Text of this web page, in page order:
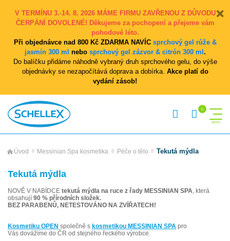
V TERMÍNU 3.-14. 8. 2026 MÁME FIRMU ZAVŘENOU Z DŮVODU
ČERPÁNÍ DOVOLENÉ! Děkujeme za pochopení a přejeme vám
pohodové léto.
Při objednávce nad 800 Kč ZDARMA NAVÍC sprchový gel růže &
jasmín 300 ml nebo sprchový gel zázvor & citrón 300 ml .
Do balíčku přidáme náhodně vybraný druh sprchového gelu, do výše
objednávky se nezapočítává doprava a dobírka. Akce platí do
vydání zásob!
Úvod Messinian Spa kosmetika Péče o tělo Tekutá mýdla
Tekutá mýdla
NOVĚ V NABÍDCE tekutá mýdla na ruce z řady MESSINIAN SPA, která
obsahují 90 % přírodních složek.
BEZ PARABENŮ, NETESTOVÁNO NA ZVÍŘATECH!
Kosmetiku OPEN společně s kosmetikou MESSINIAN SPA pro
Vás dovážíme do ČR od stejného řeckého výrobce.